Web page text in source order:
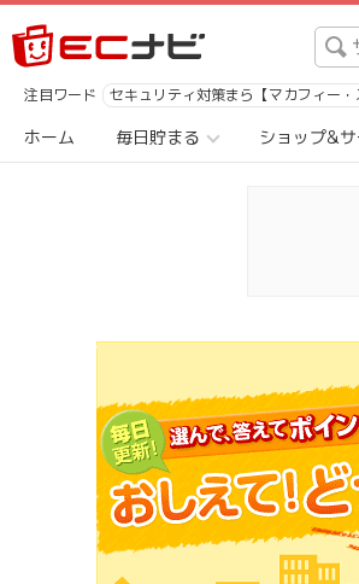
注目ワード セキュリティ対策まら【マカフィー・
ホーム 毎日貯まる ショップ&